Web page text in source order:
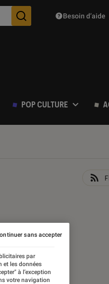
Des suggestions de
Besoin d’aide
POP CULTURE
par
et les données
à l’exception
votre navigation
sans accepter